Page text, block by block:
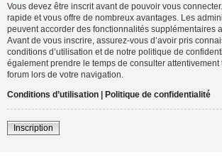
Vous devez être inscrit avant de pouvoir vous
rapide et vous offre de nombreux avantages. Les
peuvent accorder des fonctionnalités supplémentaires
Avant de vous inscrire, assurez-vous d’avoir pris
conditions d’utilisation et de notre politique de
également prendre le temps de consulter attentivement
forum lors de votre navigation.
Conditions d’utilisation | Politique de confidentialité
Inscription